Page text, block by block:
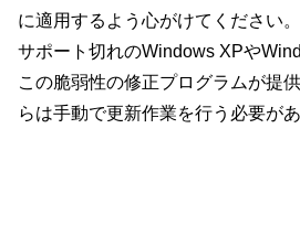
に適用するよう心がけてください
サポート切れのWindows XPや
この脆弱性の修正プログラムが提
らは手動で更新作業を行う必要が